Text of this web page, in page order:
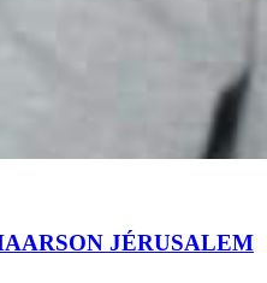
JÉRUSALEM